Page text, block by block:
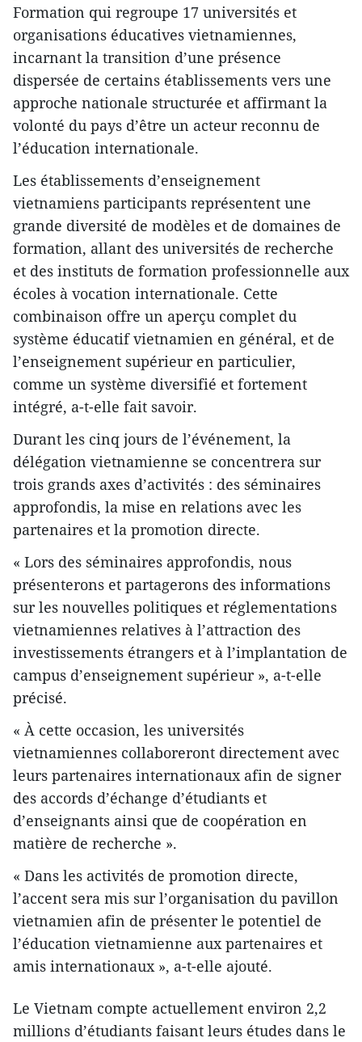
Formation qui regroupe 17 universités et
organisations éducatives vietnamiennes,
incarnant la transition d’une présence
dispersée de certains établissements vers une
approche nationale structurée et affirmant la
volonté du pays d’être un acteur reconnu de
l’éducation internationale.
Les établissements d’enseignement
vietnamiens participants représentent une
grande diversité de modèles et de domaines de
formation, allant des universités de recherche
et des instituts de formation professionnelle aux
écoles à vocation internationale. Cette
combinaison offre un aperçu complet du
système éducatif vietnamien en général, et de
l’enseignement supérieur en particulier,
comme un système diversifié et fortement
intégré, a-t-elle fait savoir.
Durant les cinq jours de l’événement, la
délégation vietnamienne se concentrera sur
trois grands axes d’activités : des séminaires
approfondis, la mise en relations avec les
partenaires et la promotion directe.
« Lors des séminaires approfondis, nous
présenterons et partagerons des informations
sur les nouvelles politiques et réglementations
vietnamiennes relatives à l’attraction des
investissements étrangers et à l’implantation de
campus d’enseignement supérieur », a-t-elle
précisé.
« À cette occasion, les universités
vietnamiennes collaboreront directement avec
leurs partenaires internationaux afin de signer
des accords d’échange d’étudiants et
d’enseignants ainsi que de coopération en
matière de recherche ».
« Dans les activités de promotion directe,
l’accent sera mis sur l’organisation du pavillon
vietnamien afin de présenter le potentiel de
l’éducation vietnamienne aux partenaires et
amis internationaux », a-t-elle ajouté.
Le Vietnam compte actuellement environ 2,2
millions d’étudiants faisant leurs études dans le